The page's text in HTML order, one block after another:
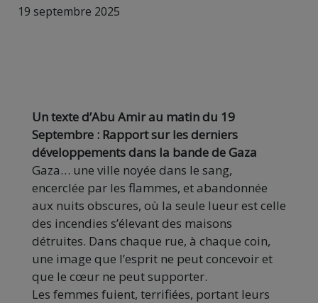
19 septembre 2025
Un texte d’Abu Amir au matin du 19
Septembre : Rapport sur les derniers
développements dans la bande de Gaza
Gaza… une ville noyée dans le sang,
encerclée par les flammes, et abandonnée
aux nuits obscures, où la seule lueur est celle
des incendies s’élevant des maisons
détruites. Dans chaque rue, à chaque coin,
une image que l’esprit ne peut concevoir et
que le cœur ne peut supporter.
Les femmes fuient, terrifiées, portant leurs